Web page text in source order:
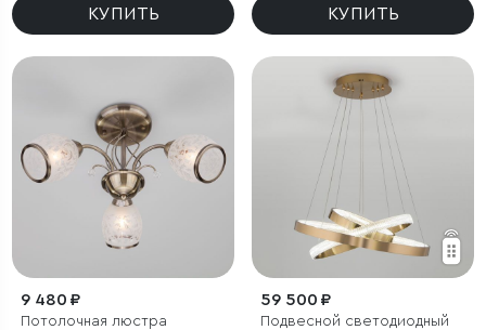
КУПИТЬ КУПИТЬ
9 480 ₽
Потолочная люстра
59 500 ₽
Подвесной светодиодный